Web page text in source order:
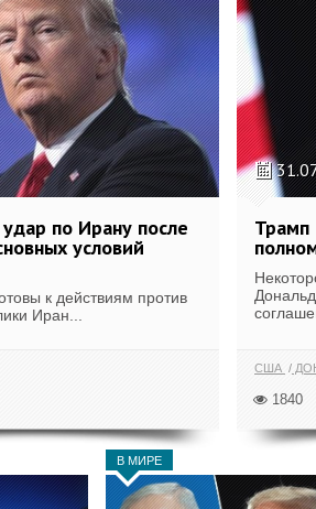
по Ирану после
условий
к действиям против
Иран...
Трамп
США
1840
В МИРЕ